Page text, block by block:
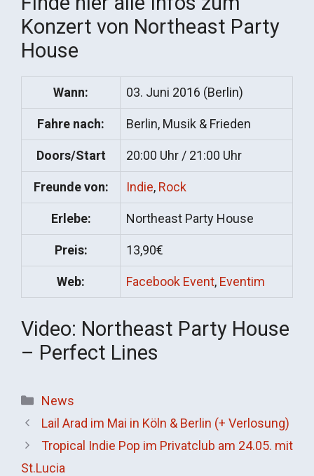
Konzert von Northeast Party
House
Wann: 03. Juni 2016 (Berlin)
Fahre nach: Berlin, Musik & Frieden
Doors/Start 20:00 Uhr / 21:00 Uhr
Freunde von: Indie, Rock
Erlebe: Northeast Party House
Preis: 13,90€
Web: Facebook Event, Eventim
Video: Northeast Party House
– Perfect Lines
Kategorien
News
Lail Arad im Mai in Köln & Berlin (+ Verlosung)
Tropical Indie Pop im Privatclub am 24.05. mit
St.Lucia